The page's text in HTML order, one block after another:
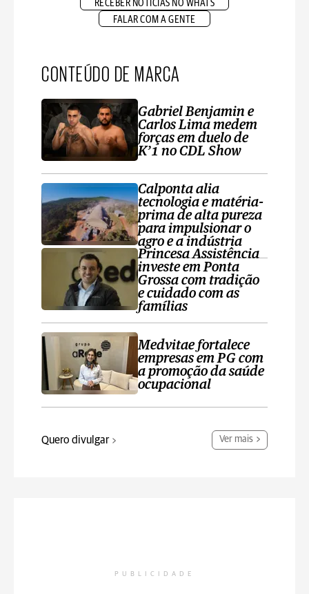
RECEBER NOTÍCIAS NO WHATS
FALAR COM A GENTE
CONTEÚDO DE MARCA
Gabriel Benjamin e
Carlos Lima medem
forças em duelo de
K’1 no CDL Show
Calponta alia
tecnologia e matéria-
prima de alta pureza
para impulsionar o
agro e a indústria
Princesa Assistência
investe em Ponta
Grossa com tradição
e cuidado com as
famílias
Medvitae fortalece
empresas em PG com
a promoção da saúde
ocupacional
Quero divulgar Ver mais
PUBLICIDADE